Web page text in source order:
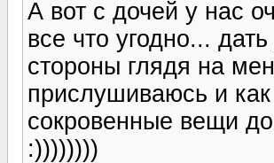
А вот с дочей у нас
все что угодно...
стороны глядя на
прислушиваюсь и
сокровенные вещи
:))))))))